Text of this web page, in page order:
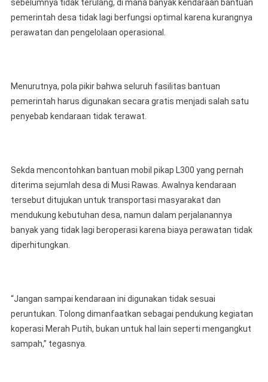
sebelumnya tidak terulang, di mana banyak kendaraan bantuan
pemerintah desa tidak lagi berfungsi optimal karena kurangnya
perawatan dan pengelolaan operasional.
Menurutnya, pola pikir bahwa seluruh fasilitas bantuan
pemerintah harus digunakan secara gratis menjadi salah satu
penyebab kendaraan tidak terawat.
Sekda mencontohkan bantuan mobil pikap L300 yang pernah
diterima sejumlah desa di Musi Rawas. Awalnya kendaraan
tersebut ditujukan untuk transportasi masyarakat dan
mendukung kebutuhan desa, namun dalam perjalanannya
banyak yang tidak lagi beroperasi karena biaya perawatan tidak
diperhitungkan.
“Jangan sampai kendaraan ini digunakan tidak sesuai
peruntukan. Tolong dimanfaatkan sebagai pendukung kegiatan
koperasi Merah Putih, bukan untuk hal lain seperti mengangkut
sampah,” tegasnya.